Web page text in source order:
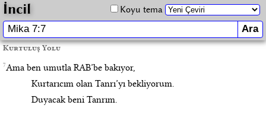
İncil Koyu tema
Kurtuluş Yolu
7Ama ben umutla RAB’be bakıyor,
Kurtarıcım olan Tanrı’yı bekliyorum.
Duyacak beni Tanrım.